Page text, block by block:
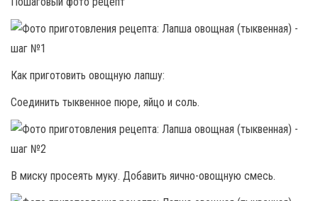
Как приготовить овощную лапшу:
Соединить тыквенное пюре, яйцо и соль.
В миску просеять муку. Добавить яично-овощную смесь.